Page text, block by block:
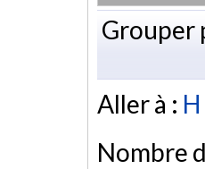
Grouper
Aller à : H
Nombre